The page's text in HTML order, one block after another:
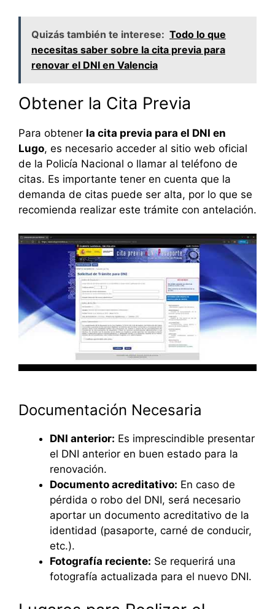
Quizás también te interese: Todo lo que
necesitas saber sobre la cita previa para
renovar el DNI en Valencia
Obtener la Cita Previa
Para obtener la cita previa para el DNI en
Lugo, es necesario acceder al sitio web oficial
de la Policía Nacional o llamar al teléfono de
citas. Es importante tener en cuenta que la
demanda de citas puede ser alta, por lo que se
recomienda realizar este trámite con antelación.
Documentación Necesaria
DNI anterior: Es imprescindible presentar
el DNI anterior en buen estado para la
renovación.
Documento acreditativo: En caso de
pérdida o robo del DNI, será necesario
aportar un documento acreditativo de la
identidad (pasaporte, carné de conducir,
etc.).
Fotografía reciente: Se requerirá una
fotografía actualizada para el nuevo DNI.